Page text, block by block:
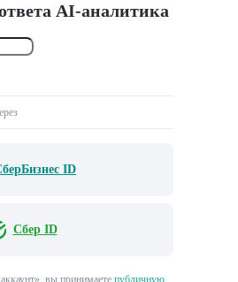
AI-аналитика
ID
Сбер ID
вы принимаете публичную